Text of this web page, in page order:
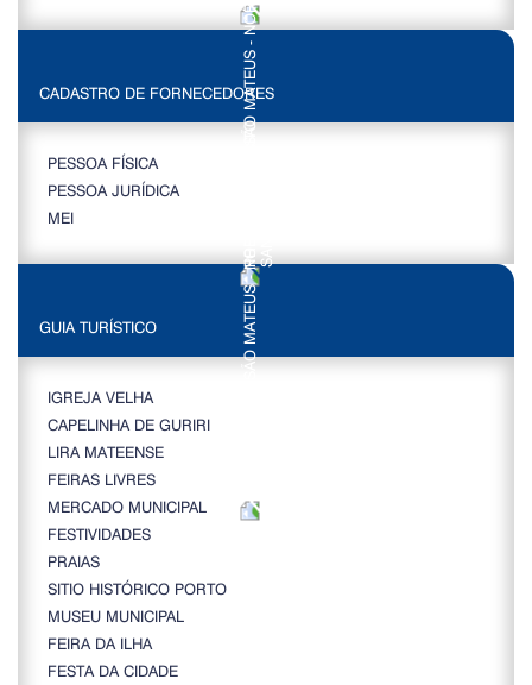
CADASTRO DE FORNECEDORES
PESSOA FÍSICA
PESSOA JURÍDICA
MEI
GUIA TURÍSTICO
IGREJA VELHA
CAPELINHA DE GURIRI
LIRA MATEENSE
FEIRAS LIVRES
MERCADO MUNICIPAL
FESTIVIDADES
PRAIAS
SITIO HISTÓRICO PORTO
MUSEU MUNICIPAL
FEIRA DA ILHA
FESTA DA CIDADE